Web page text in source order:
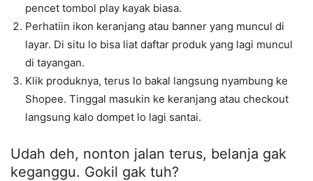
pencet tombol play kayak biasa.
Perhatiin ikon keranjang atau banner yang muncul di
layar. Di situ lo bisa liat daftar produk yang lagi muncul
di tayangan.
Klik produknya, terus lo bakal langsung nyambung ke
Shopee. Tinggal masukin ke keranjang atau checkout
langsung kalo dompet lo lagi santai.
Udah deh, nonton jalan terus, belanja gak
keganggu. Gokil gak tuh?